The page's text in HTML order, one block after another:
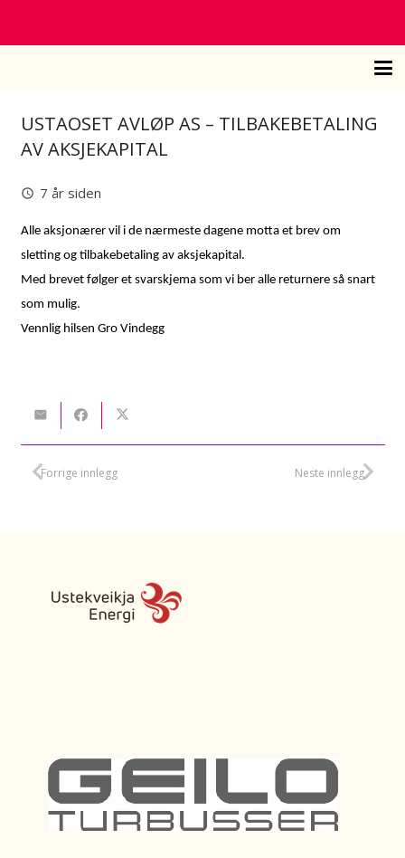
USTAOSET AVLØP AS – TILBAKEBETALING
AV AKSJEKAPITAL
query_builder 7 år siden
Alle aksjonærer vil i de nærmestedagene motta et brev om
sletting og tilbakebetaling av aksjekapital.
Med brevet følger et svarskjema som vi ber alle returnere så snart
som mulig.
Vennlig hilsen Gro Vindegg
Forrige innlegg Neste innlegg